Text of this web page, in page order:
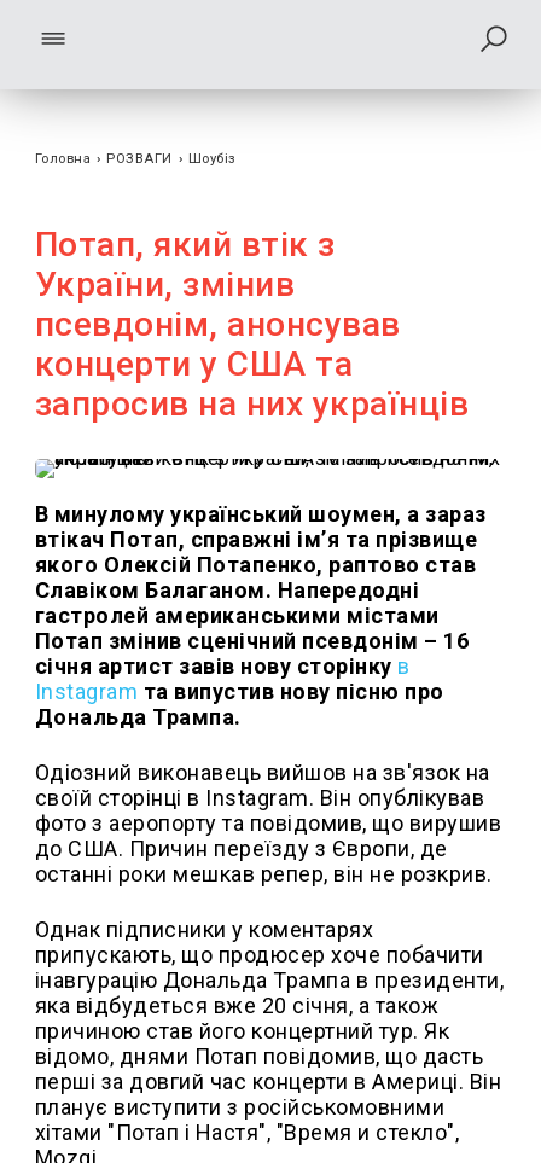
Головна › РОЗВАГИ › Шоубiз
Потап, який втік з
України, змінив
псевдонім, анонсував
концерти у США та
запросив на них українців
В минулому український шоумен, а зараз
втікач Потап, справжні імʼя та прізвище
якого Олексій Потапенко, раптово став
Славіком Балаганом. Напередодні
гастролей американськими містами
Потап змінив сценічний псевдонім – 16
січня артист завів нову сторінку в
Instagram та випустив нову пісню про
Дональда Трампа.
Одіозний виконавець вийшов на зв'язок на
своїй сторінці в Instagram. Він опублікував
фото з аеропорту та повідомив, що вирушив
до США. Причин переїзду з Європи, де
останні роки мешкав репер, він не розкрив.
Однак підписники у коментарях
припускають, що продюсер хоче побачити
інавгурацію Дональда Трампа в президенти,
яка відбудеться вже 20 січня, а також
причиною став його концертний тур. Як
відомо, днями Потап повідомив, що дасть
перші за довгий час концерти в Америці. Він
планує виступити з російськомовними
хітами "Потап і Настя", "Время и стекло",
Mozgi.